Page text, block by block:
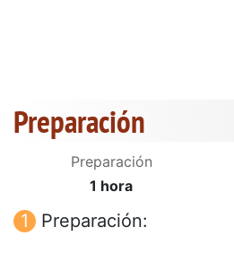
Preparación
Preparación
1 hora
Preparación: